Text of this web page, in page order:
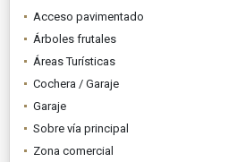
Acceso pavimentado
Árboles frutales
Áreas Turísticas
Cochera / Garaje
Garaje
Sobre vía principal
Zona comercial